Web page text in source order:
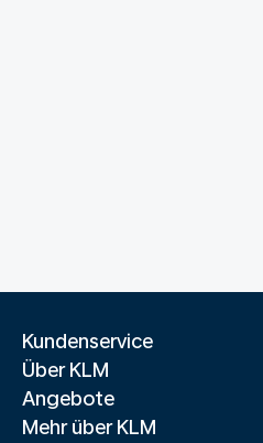
Kundenservice
Über KLM
Angebote
Mehr über KLM